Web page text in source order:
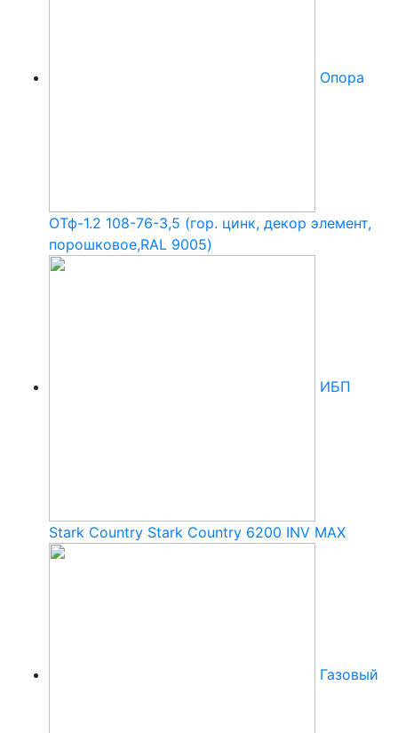
Опора
ОТф-1.2 108-76-3,5 (гор. цинк, декор элемент,
порошковое,RAL 9005)
ИБП
Stark Country Stark Country 6200 INV MAX
Газовый